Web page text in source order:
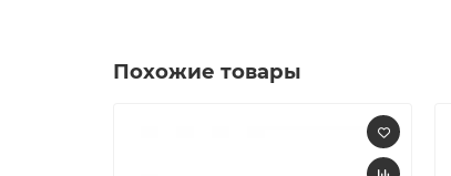
Похожие товары